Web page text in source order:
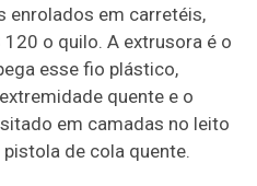
enrolados em carretéis,
o quilo. A extrusora é o
esse fio plástico,
quente e o
em camadas no leito
de cola quente.